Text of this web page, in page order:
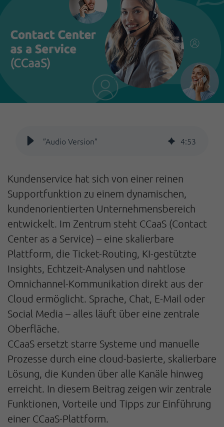
”Audio Version” 4:53
Kundenservice hat sich von einer reinen
Supportfunktion zu einem dynamischen,
kundenorientierten Unternehmensbereich
entwickelt. Im Zentrum steht CCaaS (Contact
Center as a Service) – eine skalierbare
Plattform, die Ticket-Routing, KI-gestützte
Insights, Echtzeit-Analysen und nahtlose
Omnichannel-Kommunikation direkt aus der
Cloud ermöglicht. Sprache, Chat, E-Mail oder
Social Media – alles läuft über eine zentrale
Oberfläche.
CCaaS ersetzt starre Systeme und manuelle
Prozesse durch eine cloud-basierte, skalierbare
Lösung, die Kunden über alle Kanäle hinweg
erreicht. In diesem Beitrag zeigen wir zentrale
Funktionen, Vorteile und Tipps zur Einführung
einer CCaaS-Plattform.